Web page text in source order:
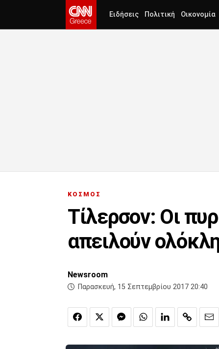
Ειδήσεις Πολιτική Οικονομία
ΚΟΣΜΟΣ
Τίλερσον: Οι
απειλούν
Newsroom
Παρασκευή, 15 Σεπτεμβρίου 2017 20:40